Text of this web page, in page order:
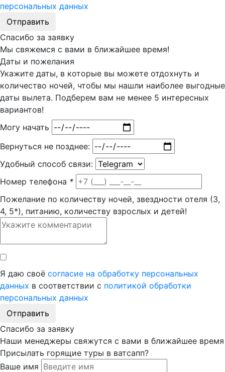
персональных данных
Отправить
Спасибо за заявку
Мы свяжемся с вами в ближайшее время!
Даты и пожелания
Укажите даты, в которые вы можете отдохнуть и
количество ночей, чтобы мы нашли наиболее выгодные
даты вылета. Подберем вам не менее 5 интересных
вариантов!
Могу начать
Вернуться не позднее:
Удобный способ связи:
Номер телефона *
Пожелание по количеству ночей, звездности отеля (3,
4, 5*), питанию, количеству взрослых и детей!
Я даю своё согласие на обработку персональных
данных в соответствии с политикой обработки
персональных данных
Отправить
Спасибо за заявку
Наши менеджеры свяжутся с вами в ближайшее время
Присылать горящие туры в ватсапп?
Ваше имя